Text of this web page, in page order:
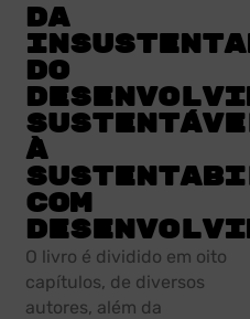
Da
do
à
com
O livro é dividido em oito
capítulos, de diversos
autores, além da